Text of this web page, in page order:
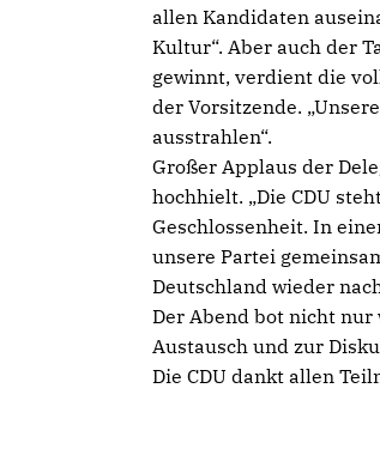
allen Kandidaten
Kultur“. Aber auch der
gewinnt, verdient die
der Vorsitzende.
ausstrahlen“.
Großer Applaus der
hochhielt. „Die CDU
Geschlossenheit. In
unsere Partei
Deutschland wieder
Der Abend bot nicht
Austausch und zur
Die CDU dankt allen